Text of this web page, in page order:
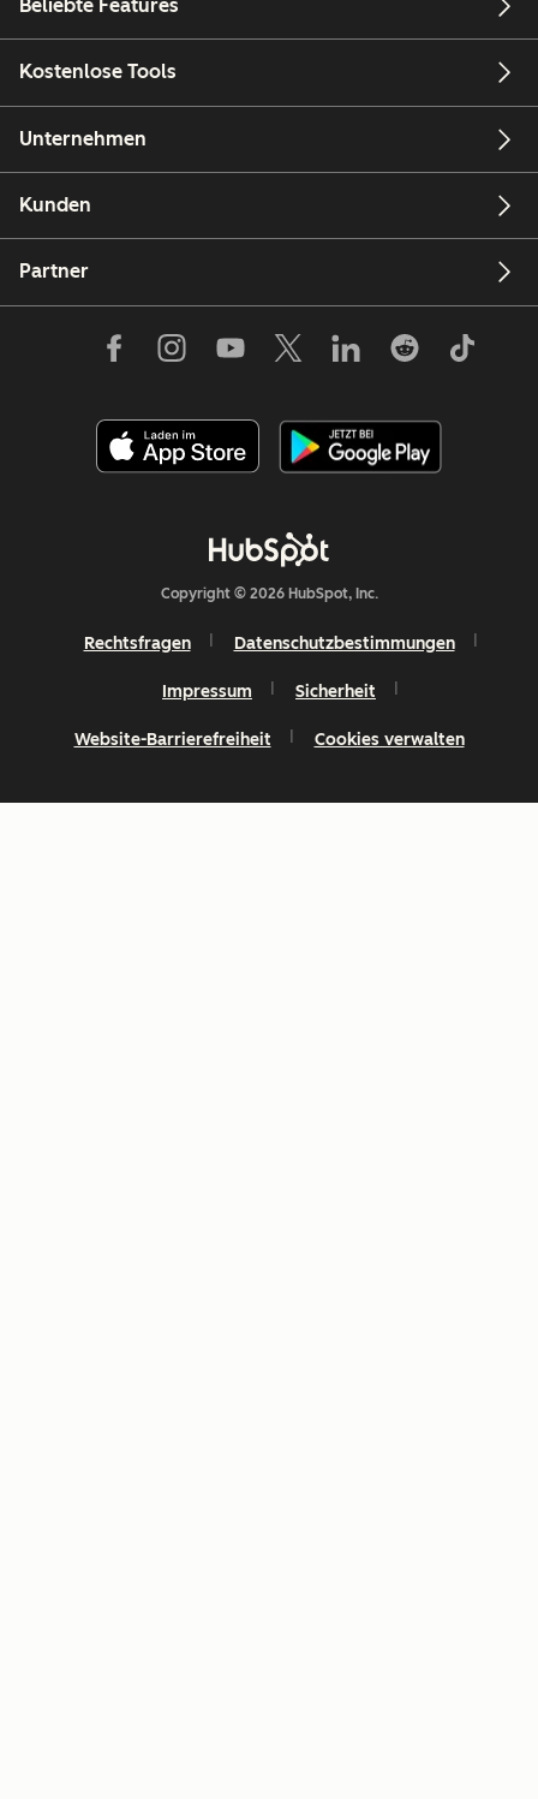
Beliebte Features
Kostenlose Tools
Unternehmen
Kunden
Partner
Copyright © 2026 HubSpot, Inc.
Rechtsfragen Datenschutzbestimmungen
Impressum Sicherheit
Website-Barrierefreiheit Cookies verwalten